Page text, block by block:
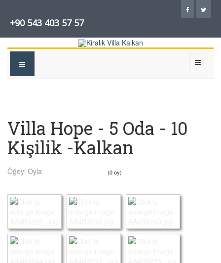
+90 543 403 57 57
Villa Hope - 5 Oda - 10
Kişilik -Kalkan
Öğeyi Oyla (0 oy)